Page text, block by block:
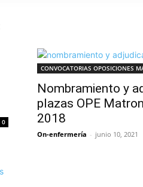
0
CONVOCATORIAS OPOSICIONES
Nombramiento y
plazas OPE
2018
On-enfermería - junio 10, 2021